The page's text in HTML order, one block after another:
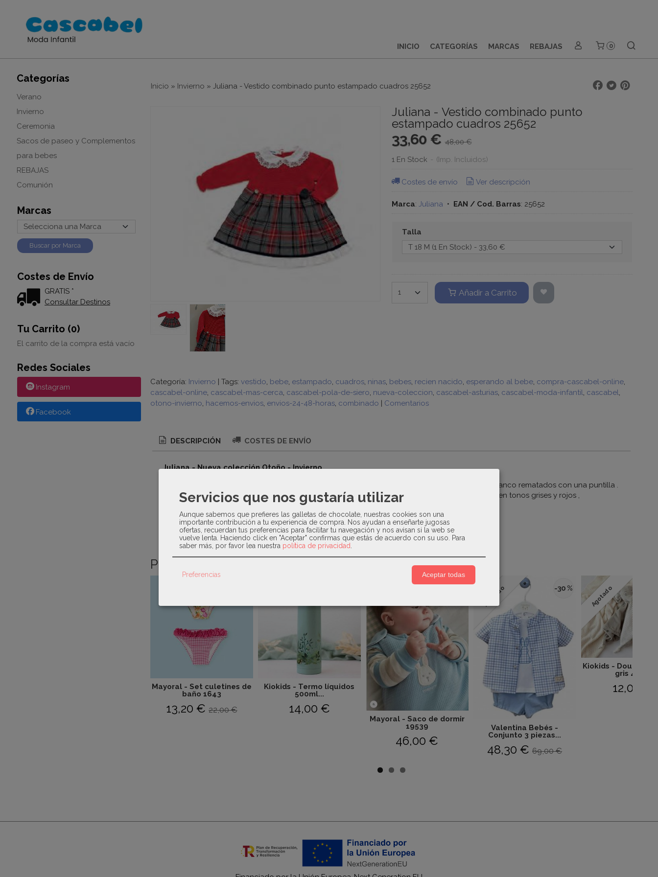
INICIO CATEGORÍAS MARCAS REBAJAS 0
Categorías
Verano
Invierno
Ceremonia
Sacos de paseo y Complementos
para bebes
REBAJAS
Comunión
Marcas
Costes de Envío
GRATIS *
Consultar Destinos
Tu Carrito (0)
El carrito de la compra está vacío
Redes Sociales
Instagram
Facebook
Inicio » Invierno » Juliana - Vestido combinado punto estampado cuadros 25652
Juliana - Vestido combinado punto
estampado cuadros 25652
33,60 € 48,00 €
1 En Stock - (Imp. Incluidos)
Costes de envío Ver descripción
Marca: Juliana • EAN / Cod. Barras: 25652
Talla
Añadir a Carrito
Categoría: Invierno | Tags: vestido bebe estampado cuadros ninas bebes recien nacido esperando al bebe compra-cascabel-online
cascabel-online cascabel-mas-cerca cascabel-pola-de-siero nueva-coleccion cascabel-asturias cascabel-moda-infantil cascabel
otono-invierno hacemos-envios envios-24-48-horas combinado | Comentarios
DESCRIPCIÓN COSTES DE ENVÍO
Juliana - Nueva colección Otoño - Invierno
Vestido para niña de manga larga con cuerpo de punto en color rojo . Cuellos bebé en color blanco rematados con una puntilla .
Detalle de dos pompones en un lateral en la zona del pecho . Falda en estampado de cuadros en tonos grises y rojos ,
terminando en un volante en color blanco con una tira de terciopelo .
Productos Relacionados
Mayoral - Set culetines de
baño 1643
13,20 € 22,00 €
Kiokids - Termo líquidos
500ml...
14,00 €
Mayoral - Saco de dormir
19539
46,00 €
Agotado -30 %
Valentina Bebés -
Conjunto 3 piezas...
48,30 €69,00 €
Agotado
Kiokids - Doudou
gris 4286
12,00 €
Servicios que nos gustaría utilizar
Aunque sabemos que prefieres las galletas de chocolate, nuestras cookies son una
importante contribución a tu experiencia de compra. Nos ayudan a enseñarte jugosas
ofertas, recuerdan tus preferencias para facilitar tu navegación y nos avisan si la web se
vuelve lenta. Haciendo click en "Aceptar" confirmas que estás de acuerdo con su uso.
Para
saber más, por favor lea nuestra política de privacidad
Preferencias Aceptar todas